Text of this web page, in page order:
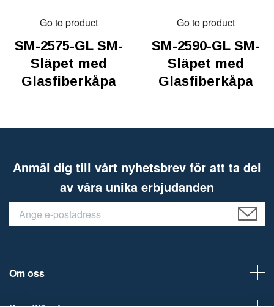
Go to product
SM-2575-GL SM-
Släpet med
Glasfiberkåpa
Go to product
SM-2590-GL SM-
Släpet med
Glasfiberkåpa
Anmäl dig till vårt nyhetsbrev för att ta del
av våra unika erbjudanden
Om oss